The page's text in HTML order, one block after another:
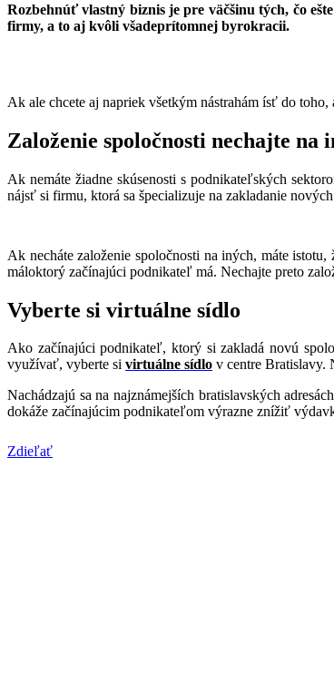
Rozbehnúť vlastný biznis je pre väčšinu tých, čo
firmy, a to aj kvôli všadeprítomnej byrokracii.
Ak ale chcete aj napriek všetkým nástrahám ísť do
Založenie spoločnosti nechajte na
Ak nemáte žiadne skúsenosti s podnikateľských
nájsť si firmu, ktorá sa špecializuje na zakladanie
Ak necháte založenie spoločnosti na iných, máte
máloktorý začínajúci podnikateľ má. Nechajte preto
Vyberte si virtuálne sídlo
Ako začínajúci podnikateľ, ktorý si zakladá novú
využívať, vyberte si virtuálne sídlo v centre Bratislavy.
Nachádzajú sa na najznámejších bratislavských
dokáže začínajúcim podnikateľom výrazne znížiť
Zdieľať